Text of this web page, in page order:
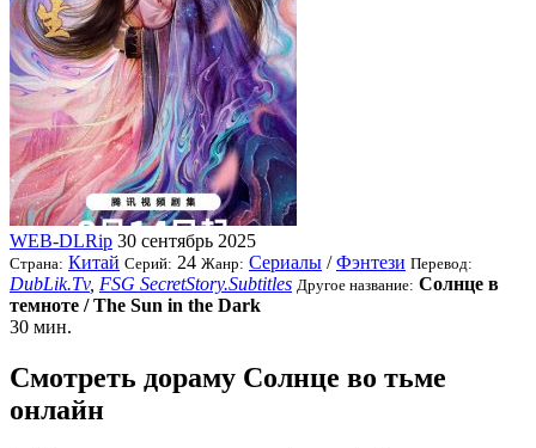
WEB-DLRip 30 сентябрь 2025
Страна: Китай Серий: 24 Жанр: Сериалы /Фэнтези Перевод:
DubLik.Tv, FSG SecretStory.Subtitles Другое название: Солнце в
темноте / The Sun in the Dark
30 мин.
Смотреть дораму Солнце во тьме
онлайн